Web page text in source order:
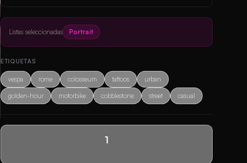
Listas seleccionadas Portrait
ETIQUETAS
vespa rome colosseum tattoos urban
golden-hour motorbike cobblestone street casual
1